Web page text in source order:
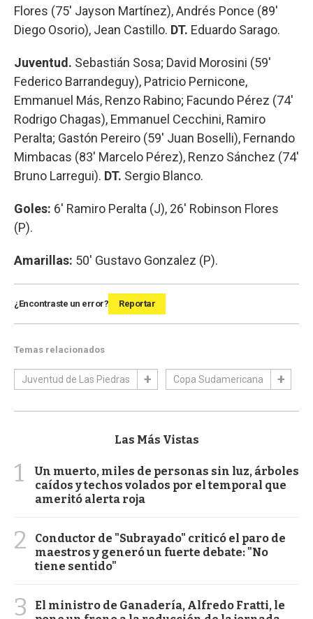
Flores (75' Jayson Martínez), Andrés Ponce (89'
Diego Osorio), Jean Castillo. DT. Eduardo Sarago.
Juventud. Sebastián Sosa; David Morosini (59'
Federico Barrandeguy), Patricio Pernicone,
Emmanuel Más, Renzo Rabino; Facundo Pérez (74'
Rodrigo Chagas), Emmanuel Cecchini, Ramiro
Peralta; Gastón Pereiro (59' Juan Boselli), Fernando
Mimbacas (83' Marcelo Pérez), Renzo Sánchez (74'
Bruno Larregui). DT. Sergio Blanco.
Goles: 6' Ramiro Peralta (J), 26' Robinson Flores
(P).
Amarillas: 50' Gustavo Gonzalez (P).
¿Encontraste un error? Reportar
Temas relacionados
Juventud de Las Piedras Copa Sudamericana
Las Más Vistas
1
Un muerto, miles de personas sin luz, árboles
caídos y techos volados por el temporal que
ameritó alerta roja
2
Conductor de "Subrayado" criticó el paro de
maestros y generó un fuerte debate: "No
tiene sentido"
3
El ministro de Ganadería, Alfredo Fratti, le